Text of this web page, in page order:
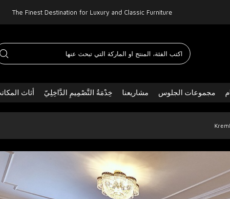
The Finest Destination for Luxury and Classic Furniture
مجموعات الجلوس مشاريعنا خِدْمَةُ التَّصْمِيمِ الدَّاخِلِيّ أثاث